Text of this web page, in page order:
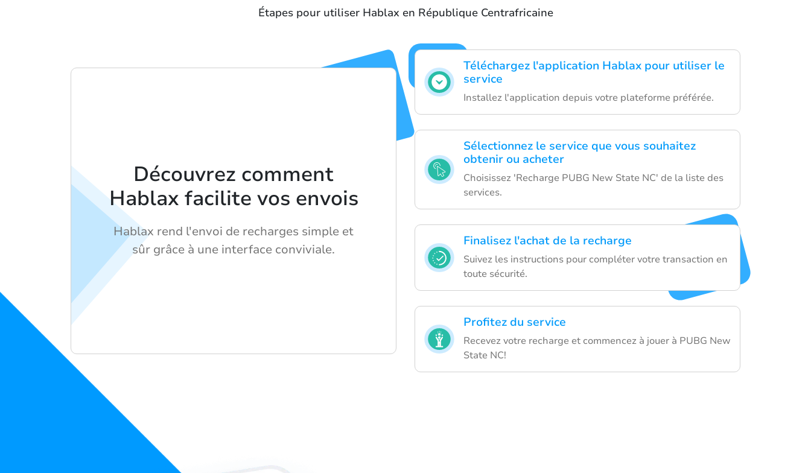
Étapes pour utiliser Hablax en République Centrafricaine
Téléchargez l'application Hablax pour utiliser le
service
Installez l'application depuis votre plateforme préférée.
Sélectionnez le service que vous souhaitez
obtenir ou acheter
Choisissez 'Recharge PUBG New State NC' de la liste des
services.
Finalisez l'achat de la recharge
Suivez les instructions pour compléter votre transaction en
toute sécurité.
Profitez du service
Recevez votre recharge et commencez à jouer à PUBG New
State NC!
Découvrez comment
Hablax facilite vos envois
Hablax rend l'envoi de recharges simple et
sûr grâce à une interface conviviale.